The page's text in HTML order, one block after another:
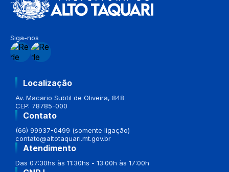
Siga-nos
Localização
Av. Macario Subtil de Oliveira, 848
CEP: 78785-000
Contato
(66) 99937-0499 (somente ligação)
contato@altotaquari.mt.gov.br
Atendimento
Das 07:30hs às 11:30hs - 13:00h às 17:00h